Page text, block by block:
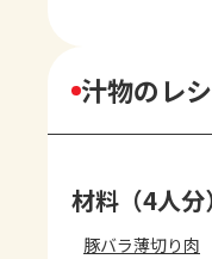
汁物のレ
材料（4人分）
豚バラ薄切り肉